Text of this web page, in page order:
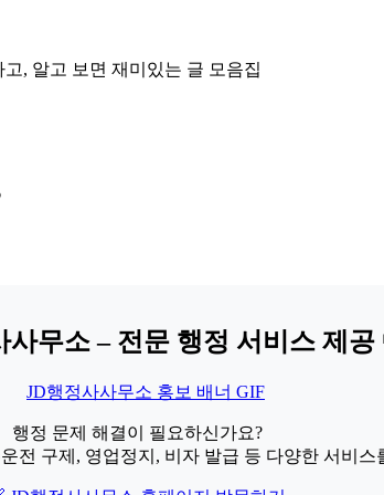
, 알고 보면 재미있는 글 모음집
사무소 – 전문 행정 서비스 제공
행정 문제 해결이 필요하신가요?
전 구제, 영업정지, 비자 발급 등 다양한 서비스